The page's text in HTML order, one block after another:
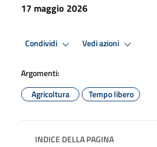
17 maggio 2026
Condividi Vedi azioni
Argomenti:
Agricoltura
Tempo libero
INDICE DELLA PAGINA